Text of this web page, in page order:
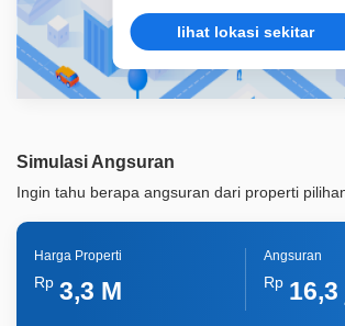
lihat lokasi sekitar
Simulasi Angsuran
Ingin tahu berapa angsuran dari properti
Harga Properti
Rp 3,3 M
Angsuran
Rp